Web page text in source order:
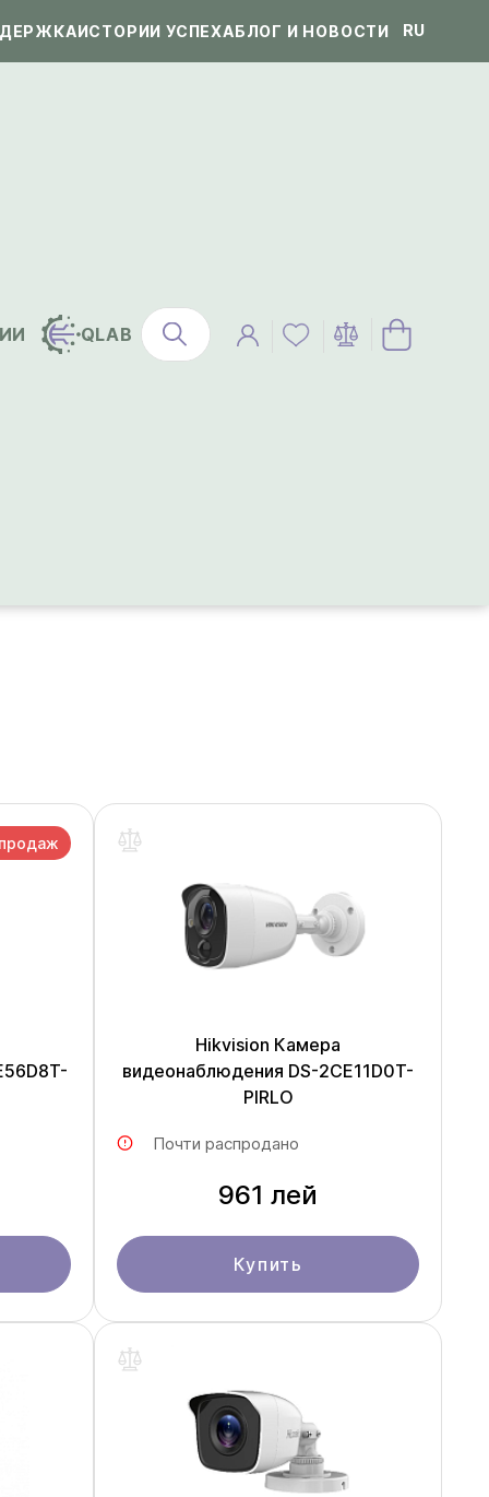
ИСТОРИИ УСПЕХАБЛОГ И НОВОСТИ RU
QLAB
Hikvision Камера
видеонаблюдения DS-2CE11D0T-
PIRLO
Почти распродано
961 лей
Купить